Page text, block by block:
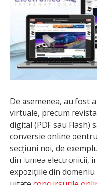
De asemenea, au fost
virtuale, precum
digital (PDF sau Flash)
conversie online
secțiuni noi, de
din lumea electronicii,
expozițiile din